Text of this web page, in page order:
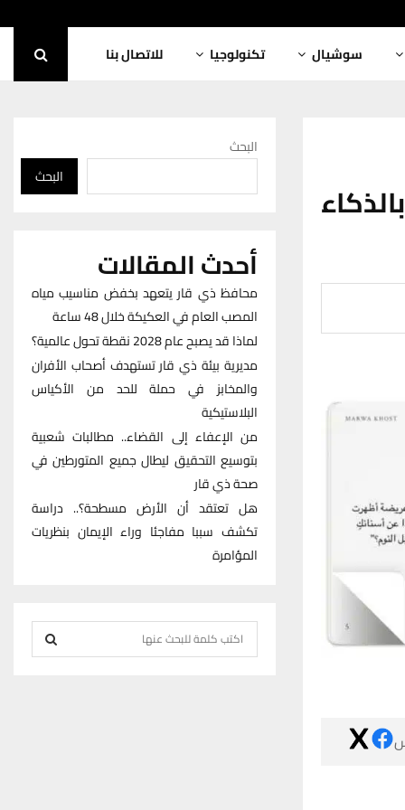
سوشيال تكنولوجيا للاتصال بنا
البحث
البحث
أحدث المقالات
محافظ ذي قار يتعهد بخفض مناسيب مياه
المصب العام في العكيكة خلال 48 ساعة
لماذا قد يصبح عام 2028 نقطة تحول عالمية؟
مديرية بيئة ذي قار تستهدف أصحاب الأفران
والمخابز في حملة للحد من الأكياس
البلاستيكية
من الإعفاء إلى القضاء.. مطالبات شعبية
بتوسيع التحقيق ليطال جميع المتورطين في
صحة ذي قار
هل تعتقد أن الأرض مسطحة؟.. دراسة
تكشف سببا مفاجئا وراء الإيمان بنظريات
المؤامرة
e